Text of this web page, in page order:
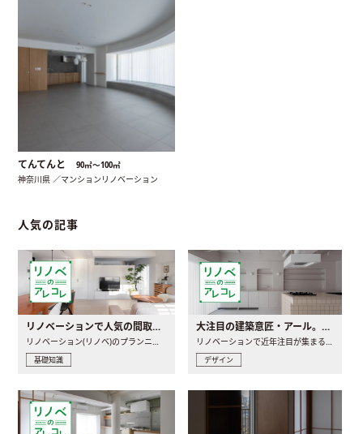
てんてんと 90㎡〜100㎡
神奈川県 ／マンションリノベーション
人気の記事
リノベーションで人気の間取りとは？トレンドの間取りと実例を徹底解説
基礎知識
大注目の建築意匠・アール。人気の理由と空間に取り入れるポイント
デザイン